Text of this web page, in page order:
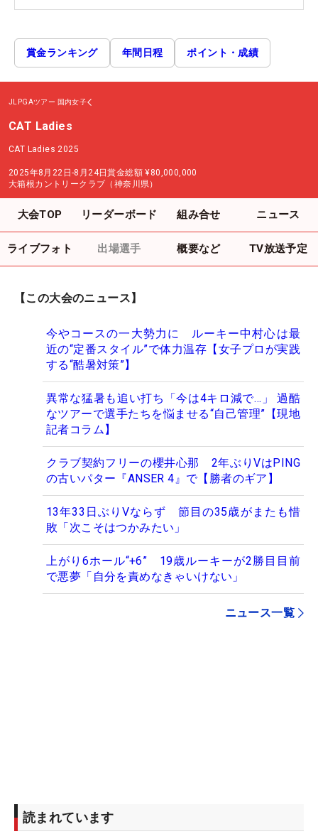
賞金ランキング 年間日程 ポイント・成績
JLPGAツアー 国内女子
CAT Ladies
CAT Ladies 2025
2025年8月22日-8月24日賞金総額 ¥80,000,000
大箱根カントリークラブ（神奈川県）
大会TOP リーダーボード 組み合せ ニュース
ライブフォト 出場選手 概要など TV放送予定
【この大会のニュース】
今やコースの一大勢力に ルーキー中村心は最
近の“定番スタイル”で体力温存【女子プロが実践
する“酷暑対策”】
異常な猛暑も追い打ち「今は4キロ減で…」 過酷
なツアーで選手たちを悩ませる“自己管理”【現地
記者コラム】
クラブ契約フリーの櫻井心那 2年ぶりVはPING
の古いパター『ANSER 4』で【勝者のギア】
13年33日ぶりVならず 節目の35歳がまたも惜
敗「次こそはつかみたい」
上がり6ホール“+6” 19歳ルーキーが2勝目目前
で悪夢「自分を責めなきゃいけない」
ニュース一覧
読まれています